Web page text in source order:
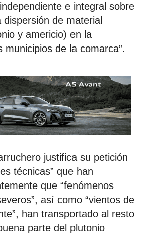
e integral sobre
de material
y americio) en la
municipios de la comarca”.
justifica su petición
técnicas” que han
que “fenómenos
así como “vientos de
han transportado al resto
parte del plutonio